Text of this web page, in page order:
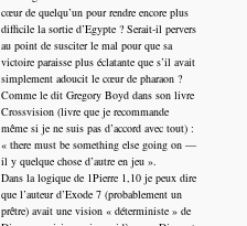
cœur de quelqu’un pour rendre encore plus
difficile la sortie d’Egypte ? Serait-il pervers
au point de susciter le mal pour que sa
victoire paraisse plus éclatante que s’il avait
simplement adoucit le cœur de pharaon ?
Comme le dit Gregory Boyd dans son livre
Crossvision (livre que je recommande
même si je ne suis pas d’accord avec tout) :
« there must be something else going on —
il y quelque chose d’autre en jeu ».
Dans la logique de 1Pierre 1,10 je peux dire
que l’auteur d’Exode 7 (probablement un
prêtre) avait une vision « déterministe » de